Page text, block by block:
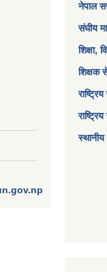
नेपाल
संघीय
शिक्षा,
शिक्षक